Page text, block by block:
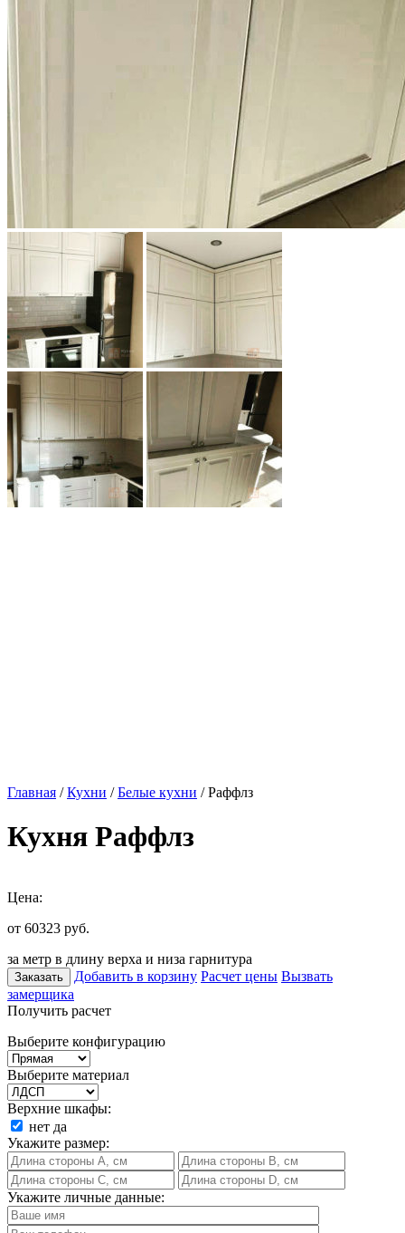
Главная /Кухни /Белые кухни / Раффлз
Кухня Раффлз
Цена:
от 60323 руб.
за метр в длину верха и низа гарнитура
Заказать Добавить в корзину Расчет цены Вызвать
замерщика
Получить расчет
Выберите конфигурацию
Выберите материал
Верхние шкафы:
нет да
Укажите размер:
Укажите личные данные: